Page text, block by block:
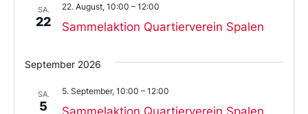
SA.
22 Sammelaktion Quartierverein Spalen
22. August, 10:00 – 12:00
September 2026
SA.
5 Sammelaktion Quartierverein Spalen
5. September, 10:00 – 12:00